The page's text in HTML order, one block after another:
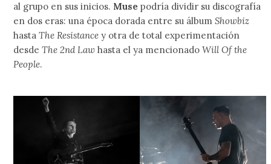
al grupo en sus inicios. Musepodría dividir su discografía
en dos eras: una época dorada entre su álbumShowbiz
hastaThe Resistance y otra de total experimentación
desde The 2nd Lawhasta el ya mencionadoWill Of the
People.